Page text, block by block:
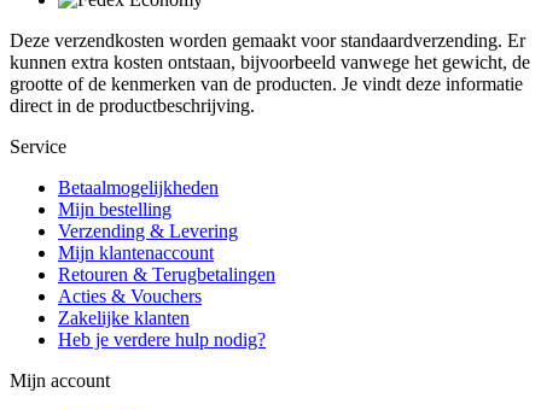
Deze verzendkosten worden gemaakt voor standaardverzending. Er
kunnen extra kosten ontstaan, bijvoorbeeld vanwege het gewicht, de
grootte of de kenmerken van de producten. Je vindt deze informatie
direct in de productbeschrijving.
Service
Betaalmogelijkheden
Mijn bestelling
Verzending & Levering
Mijn klantenaccount
Retouren & Terugbetalingen
Acties & Vouchers
Zakelijke klanten
Heb je verdere hulp nodig?
Mijn account